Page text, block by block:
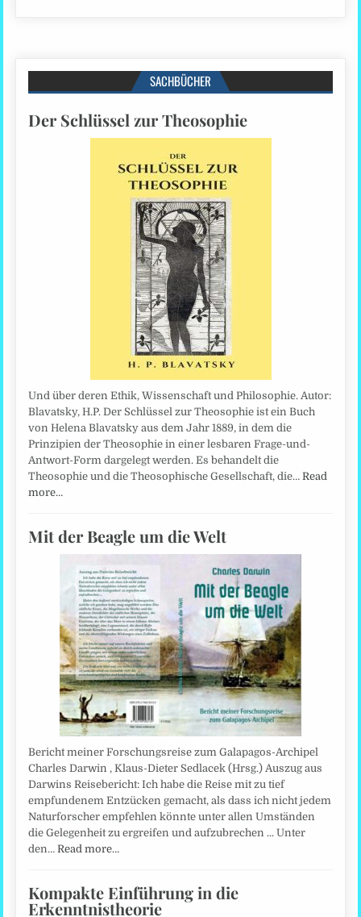
SACHBÜCHER
Der Schlüssel zur Theosophie
Und über deren Ethik, Wissenschaft und Philosophie. Autor:
Blavatsky, H.P. Der Schlüssel zur Theosophie ist ein Buch
von Helena Blavatsky aus dem Jahr 1889, in dem die
Prinzipien der Theosophie in einer lesbaren Frage-und-
Antwort-Form dargelegt werden. Es behandelt die
Theosophie und die Theosophische Gesellschaft, die…Read
more…
Mit der Beagle um die Welt
Bericht meiner Forschungsreise zum Galapagos-Archipel
Charles Darwin , Klaus-Dieter Sedlacek (Hrsg.) Auszug aus
Darwins Reisebericht: Ich habe die Reise mit zu tief
empfundenem Entzücken gemacht, als dass ich nicht jedem
Naturforscher empfehlen könnte unter allen Umständen
die Gelegenheit zu ergreifen und aufzubrechen ... Unter
den…Read more…
Kompakte Einführung in die
Erkenntnistheorie